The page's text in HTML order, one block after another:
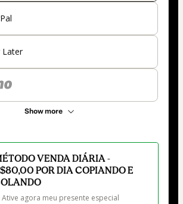
Later
Show more
VENDA DIÁRIA -
POR DIA COPIANDO E
agora meu presente especial